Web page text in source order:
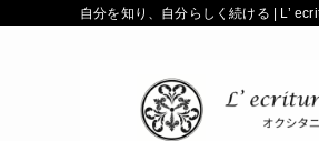
自分を知り、自分らしく続ける | L’